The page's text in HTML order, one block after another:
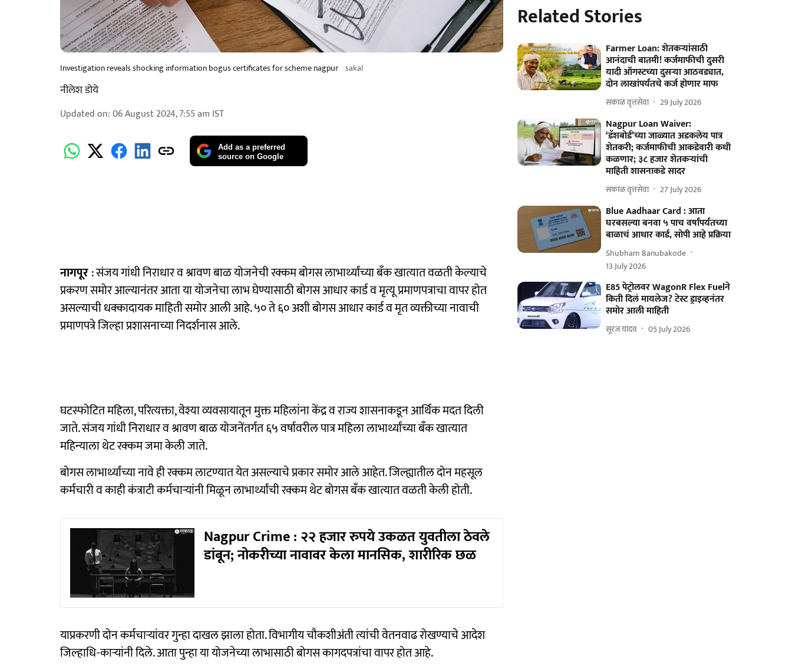
Investigation reveals shocking information bogus certificates for scheme nagpur sakal
नीलेश डोये
Updated on:06 August 2024, 7:55 am IST
Add as a preferred
source on Google
नागपूर: संजय गांधी निराधार व श्रावण बाळ योजनेची रक्कम बोगस लाभार्थ्यांच्या बॅंक खात्यात वळती केल्याचे
प्रकरण समोर आल्यानंतर आता या योजनेचा लाभ घेण्यासाठी बोगस आधार कार्ड व मृत्यू प्रमाणपत्राचा वापर होत
असल्याची धक्कादायक माहिती समोर आली आहे. ५० ते ६० अशी बोगस आधार कार्ड व मृत व्यक्तीच्या नावाची
प्रमाणपत्रे जिल्हा प्रशासनाच्या निदर्शनास आले.
घटस्फोटित महिला, परित्यक्ता, वेश्या व्यवसायातून मुक्त महिलांना केंद्र व राज्य शासनाकडून आर्थिक मदत दिली
जाते. संजय गांधी निराधार व श्रावण बाळ योजनेंतर्गत ६५ वर्षावरील पात्र महिला लाभार्थ्यांच्या बॅंक खात्यात
महिन्याला थेट रक्कम जमा केली जाते.
बोगस लाभार्थ्यांच्या नावे ही रक्कम लाटण्यात येत असल्याचे प्रकार समोर आले आहेत. जिल्ह्यातील दोन महसूल
कर्मचारी व काही कंत्राटी कर्मचाऱ्यांनी मिळून लाभार्थ्यांची रक्कम थेट बोगस बॅंक खात्यात वळती केली होती.
Nagpur Crime : २२ हजार रुपये उकळत युवतीला ठेवले
डांबून; नोकरीच्या नावावर केला मानसिक, शारीरिक छळ
याप्रकरणी दोन कर्मचाऱ्यांवर गुन्हा दाखल झाला होता. विभागीय चौकशीअंती त्यांची वेतनवाढ रोखण्याचे आदेश
जिल्हाधि-काऱ्यांनी दिले. आता पुन्हा या योजनेच्या लाभासाठी बोगस कागदपत्रांचा वापर होत आहे.
Related Stories
Farmer Loan: शेतकऱ्यांसाठी
आनंदाची बातमी! कर्जमाफीची दुसरी
यादी ऑगस्टच्या दुसऱ्या आठवड्यात,
दोन लाखांपर्यंतचे कर्ज होणार माफ
सकाळ वृत्तसेवा 29 July 2026
Nagpur Loan Waiver:
‘डॅशबोर्ड’च्या जाळ्यात अडकलेय पात्र
शेतकरी; कर्जमाफीची आकडेवारी कधी
कळणार; ३८ हजार शेतकऱ्यांची
माहिती शासनाकडे सादर
सकाळ वृत्तसेवा 27 July 2026
Blue Aadhaar Card : आता
घरबसल्या बनवा ५ पाच वर्षांपर्यंतच्या
बाळाचं आधार कार्ड, सोपी आहे प्रक्रिया
Shubham Banubakode
13 July 2026
E85 पेट्रोलवर WagonR Flex Fuelने
किती दिलं मायलेज? टेस्ट ड्राइव्हनंतर
समोर आली माहिती
सूरज यादव 05 July 2026